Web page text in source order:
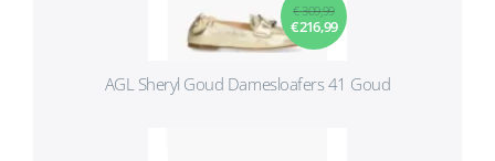
€ 309,99
€ 216,99
AGL Sheryl Goud Damesloafers 41 Goud